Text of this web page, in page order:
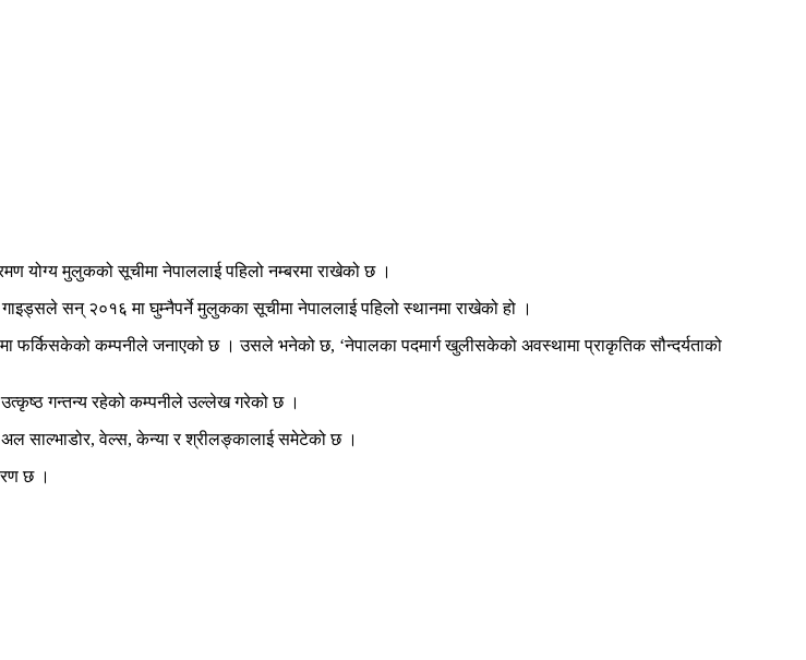
योग्य मुलुकको सूचीमा नेपाललाई पहिलो नम्बरमा राखेको छ ।
सन् २०१६ मा घुम्नैपर्ने मुलुकका सूचीमा नेपाललाई पहिलो स्थानमा राखेको हो ।
फर्किसकेको कम्पनीले जनाएको छ । उसले भनेको छ, ‘नेपालका पदमार्ग खुलीसकेको अवस्थामा प्राकृतिक सौन्दर्यताको
उत्कृष्ठ गन्तन्य रहेको कम्पनीले उल्लेख गरेको छ ।
अल साल्भाडोर, वेल्स, केन्या र श्रीलङ्कालाई समेटेको छ ।
छ ।